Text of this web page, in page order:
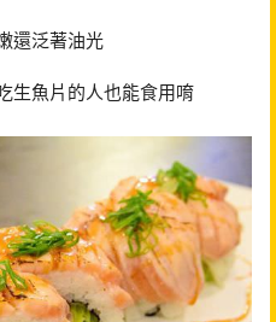
還泛著油光
生魚片的人也能食用唷